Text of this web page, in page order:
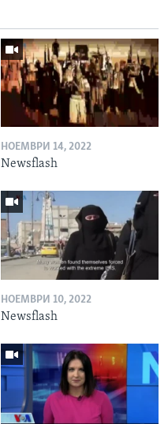
НОЕМВРИ 14, 2022
Newsflash
НОЕМВРИ 10, 2022
Newsflash